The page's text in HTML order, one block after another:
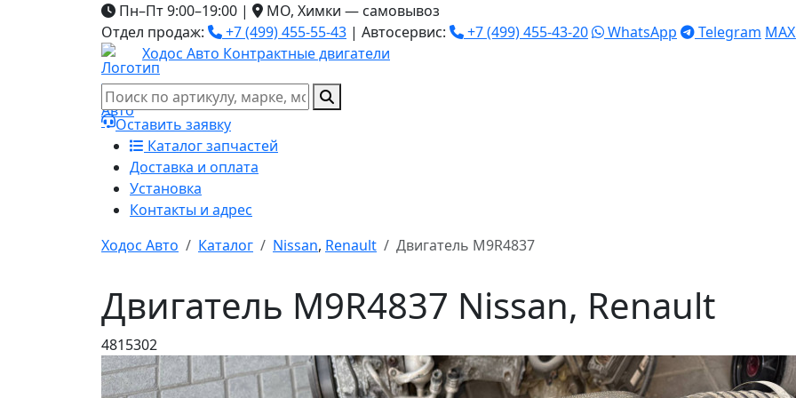
Пн–Пт 9:00–19:00 |
МО, Химки — самовывоз
Отдел продаж:
+7 (499) 455-55-43 | Автосервис: +7 (499) 455-43-20 WhatsApp Telegram MAX
Ходос Авто Контрактные двигатели
Оставить заявку
Каталог запчастей
Доставка и оплата
Установка
Контакты и адрес
Ходос Авто
Каталог Nissan, Renault Двигатель M9R4837
Двигатель M9R4837 Nissan, Renault
4815302